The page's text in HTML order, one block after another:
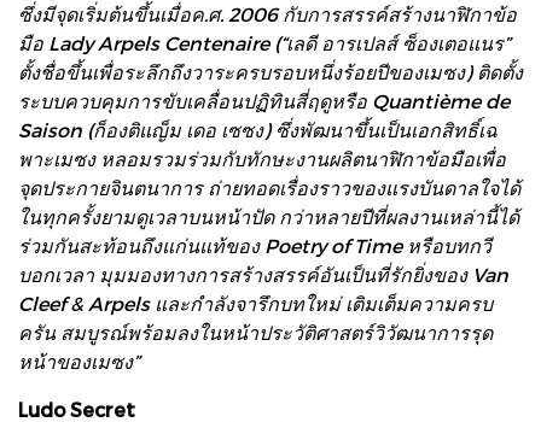
ซึ่งมีจุดเริ่มต้นขึ้นเมื่อค.ศ. 2006 กับการสรรค์สร้างนาฬิกาข้อ
มือ Lady Arpels Centenaire (“เลดี อารเปลส์ ซ็องเตอแนร”
ตั้งชื่อขึ้นเพื่อระลึกถึงวาระครบรอบหนึ่งร้อยปีของเมซง) ติดตั้ง
ระบบควบคุมการขับเคลื่อนปฏิทินสี่ฤดูหรือ Quantième de
Saison (ก็องติแญ็ม เดอ เซซง) ซึ่งพัฒนาขึ้นเป็นเอกสิทธิ์เฉ
พาะเมซง หลอมรวมร่วมกับทักษะงานผลิตนาฬิกาข้อมือเพื่อ
จุดประกายจินตนาการ ถ่ายทอดเรื่องราวของแรงบันดาลใจได้
ในทุกครั้งยามดูเวลาบนหน้าปัด กว่าหลายปีที่ผลงานเหล่านี้ได้
ร่วมกันสะท้อนถึงแก่นแท้ของ Poetry of Time หรือบทกวี
บอกเวลา มุมมองทางการสร้างสรรค์อันเป็นที่รักยิ่งของ Van
Cleef & Arpels และกำลังจารึกบทใหม่ เติมเต็มความครบ
ครัน สมบูรณ์พร้อมลงในหน้าประวัติศาสตร์วิวัฒนาการรุด
หน้าของเมซง”
Ludo Secret